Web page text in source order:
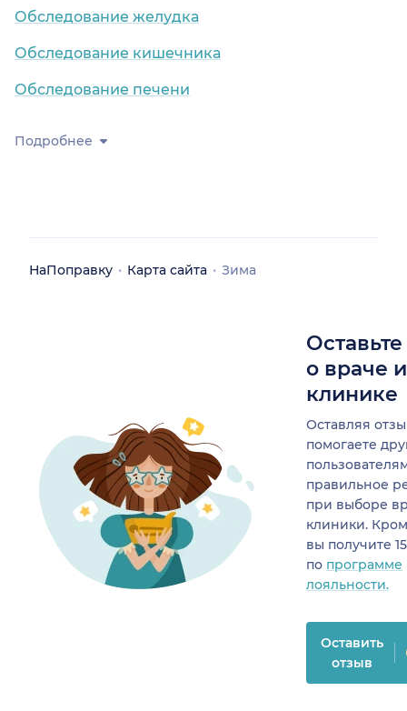
Обследование желудка
Обследование кишечника
Обследование печени
Подробнее
НаПоправку Карта сайта Зима
о враче
клинике
Оставляя
помогаете
правильное
при выборе
клиники.
вы получите
по программе
лояльности.
Оставить
отзыв